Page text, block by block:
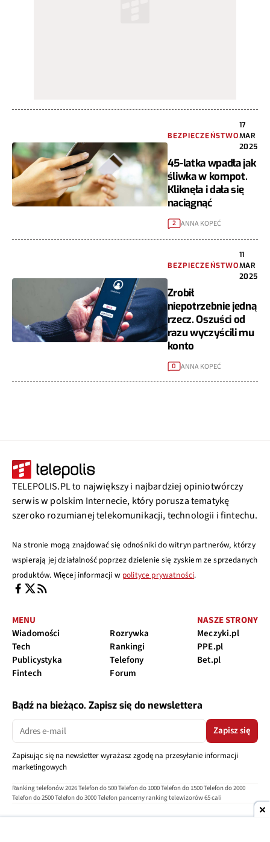
BEZPIECZEŃSTWO
17
MAR
2025
45-latka wpadła jak
śliwka w kompot.
Kliknęła i dała się
naciągnąć
2 ANNA KOPEĆ
BEZPIECZEŃSTWO
11
MAR
2025
Zrobił
niepotrzebnie jedną
rzecz. Oszuści od
razu wyczyścili mu
konto
0 ANNA KOPEĆ
TELEPOLIS.PL to największy i najbardziej opiniotwórczy
serwis w polskim Internecie, który porusza tematykę
szeroko rozumianej telekomunikacji, technologii i fintechu.
Na stronie mogą znajdować się odnośniki do witryn partnerów, którzy
wspierają jej działalność poprzez dzielenie się zyskiem ze sprzedanych
produktów. Więcej informacji w polityce prywatności.
MENU
Wiadomości
Tech
Publicystyka
Fintech
Rozrywka
Rankingi
Telefony
Forum
NASZE STRONY
Meczyki.pl
PPE.pl
Bet.pl
Bądź na bieżąco. Zapisz się do newslettera
Zapisz się
Zapisując się na newsletter wyrażasz zgodę na przesyłanie informacji
marketingowych
Ranking telefonów 2026Telefon do 500Telefon do 1000Telefon do 1500Telefon do 2000
Telefon do 2500Telefon do 3000Telefon pancerny ranking telewizorów 65 cali